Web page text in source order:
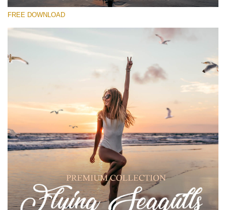
(31 Overlays)
Light Sparkling
(740 Overlays)
(1783 Overlays)
Large 6000*4000px
Download Grátis
FREE DOWNLOAD